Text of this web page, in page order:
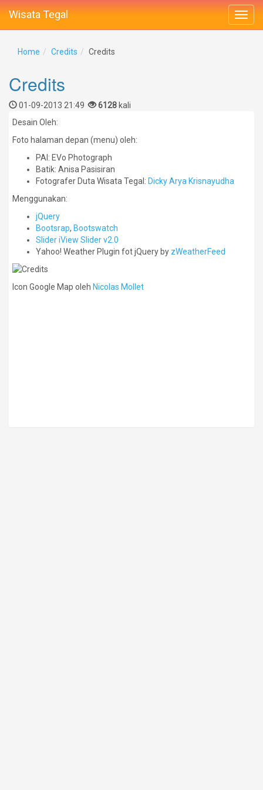
Wisata Tegal
Home Credits Credits
Credits
01-09-2013 21:49 6128 kali
Desain Oleh:
Foto halaman depan (menu) oleh:
PAI: EVo Photograph
Batik: Anisa Pasisiran
Fotografer Duta Wisata Tegal: Dicky Arya Krisnayudha
Menggunakan:
jQuery
Bootsrap, Bootswatch
Slider iView Slider v2.0
Yahoo! Weather Plugin fot jQuery by zWeatherFeed
Icon Google Map oleh Nicolas Mollet